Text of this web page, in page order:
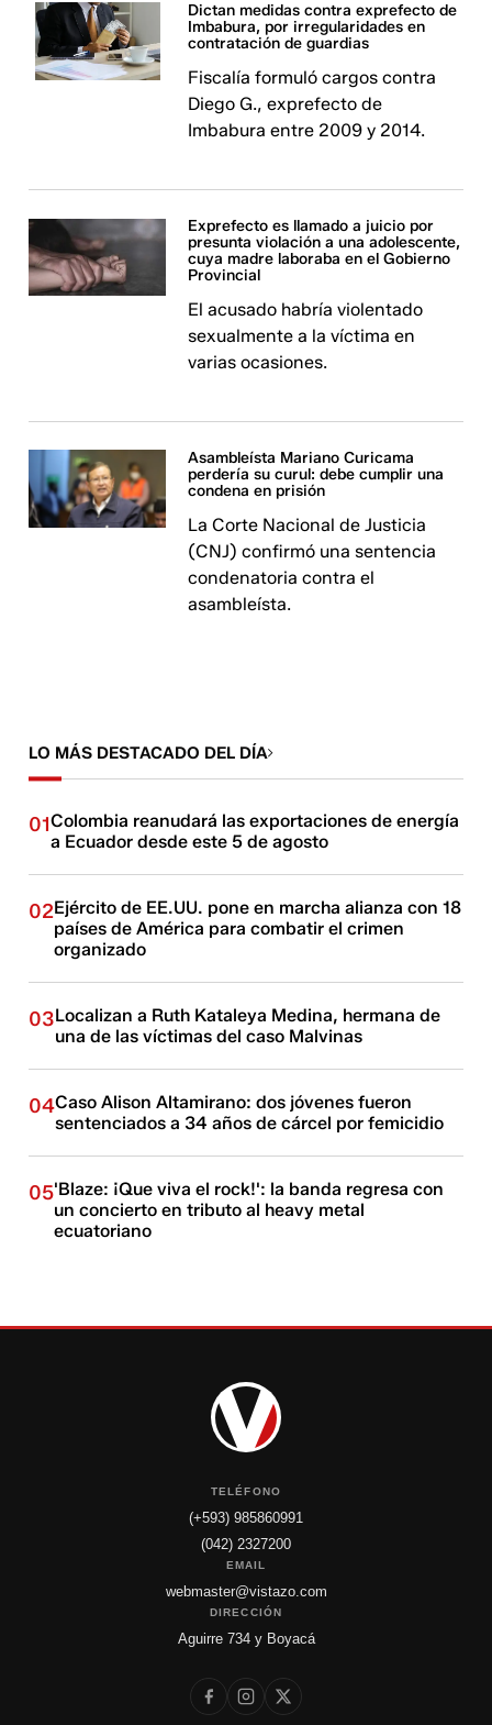
Dictan medidas contra exprefecto de
Imbabura, por irregularidades en
contratación de guardias
Fiscalía formuló cargos contra
Diego G., exprefecto de
Imbabura entre 2009 y 2014.
Exprefecto es llamado a juicio por
presunta violación a una adolescente,
cuya madre laboraba en el Gobierno
Provincial
El acusado habría violentado
sexualmente a la víctima en
varias ocasiones.
Asambleísta Mariano Curicama
perdería su curul: debe cumplir una
condena en prisión
La Corte Nacional de Justicia
(CNJ) confirmó una sentencia
condenatoria contra el
asambleísta.
LO MÁS DESTACADO DEL DÍA
01Colombia reanudará las exportaciones de energía
a Ecuador desde este 5 de agosto
02Ejército de EE.UU. pone en marcha alianza con 18
países de América para combatir el crimen
organizado
03Localizan a Ruth Kataleya Medina, hermana de
una de las víctimas del caso Malvinas
04Caso Alison Altamirano: dos jóvenes fueron
sentenciados a 34 años de cárcel por femicidio
05'Blaze: ¡Que viva el rock!': la banda regresa con
un concierto en tributo al heavy metal
ecuatoriano
TELÉFONO
(+593) 985860991
(042) 2327200
EMAIL
webmaster@vistazo.com
DIRECCIÓN
Aguirre 734 y Boyacá